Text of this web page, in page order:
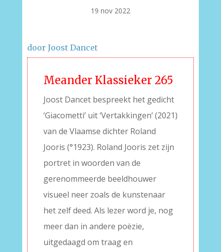
19 nov 2022
door Joost Dancet
Meander Klassieker 265
Joost Dancet bespreekt het gedicht
‘Giacometti’ uit ‘Vertakkingen’ (2021)
van de Vlaamse dichter Roland
Jooris (°1923). Roland Jooris zet zijn
portret in woorden van de
gerenommeerde beeldhouwer
visueel neer zoals de kunstenaar
het zelf deed. Als lezer word je, nog
meer dan in andere poëzie,
uitgedaagd om traag en